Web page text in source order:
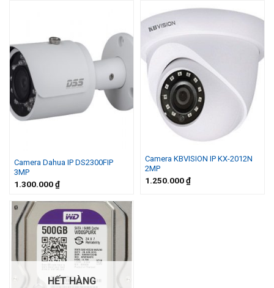
Camera Dahua IP DS2300FIP
3MP
1.300.000₫
Camera KBVISION IP KX-2012N
2MP
1.250.000₫
HẾT HÀNG